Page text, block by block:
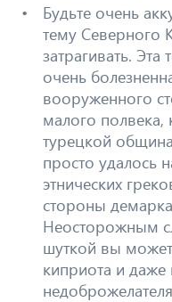
Будьте очень
тему Северного
затрагивать.
очень
вооруженного
малого полвека,
турецкой
просто удалось
этнических
стороны
Неосторожным
шуткой вы
киприота и даже